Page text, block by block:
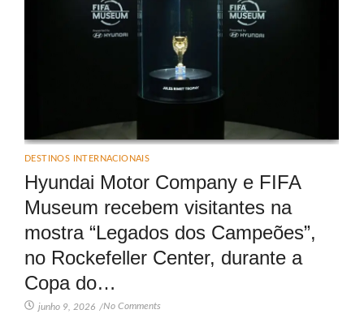
DESTINOS INTERNACIONAIS
Hyundai Motor Company e FIFA
Museum recebem visitantes na
mostra “Legados dos Campeões”,
no Rockefeller Center, durante a
Copa do…
junho 9, 2026 /No Comments